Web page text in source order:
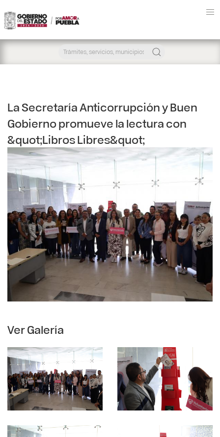
La Secretaría Anticorrupción y Buen
Gobierno promueve la lectura con
&quot;Libros Libres&quot;
Ver Galería